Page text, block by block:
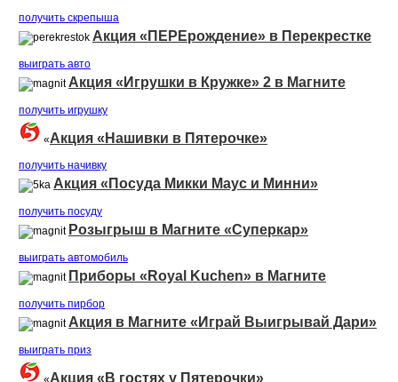
получить скрепыша
Акция «ПЕРЕрождение» в Перекрестке
выиграть авто
Акция «Игрушки в Кружке» 2 в Магните
получить игрушку
«Акция «Нашивки в Пятерочке»
получить начивку
Акция «Посуда Микки Маус и Минни»
получить посуду
Розыгрыш в Магните «Суперкар»
выиграть автомобиль
Приборы «Royal Kuchen» в Магните
получить пирбор
Акция в Магните «Играй Выигрывай Дари»
выиграть приз
«Акция «В гостях у Пятерочки»